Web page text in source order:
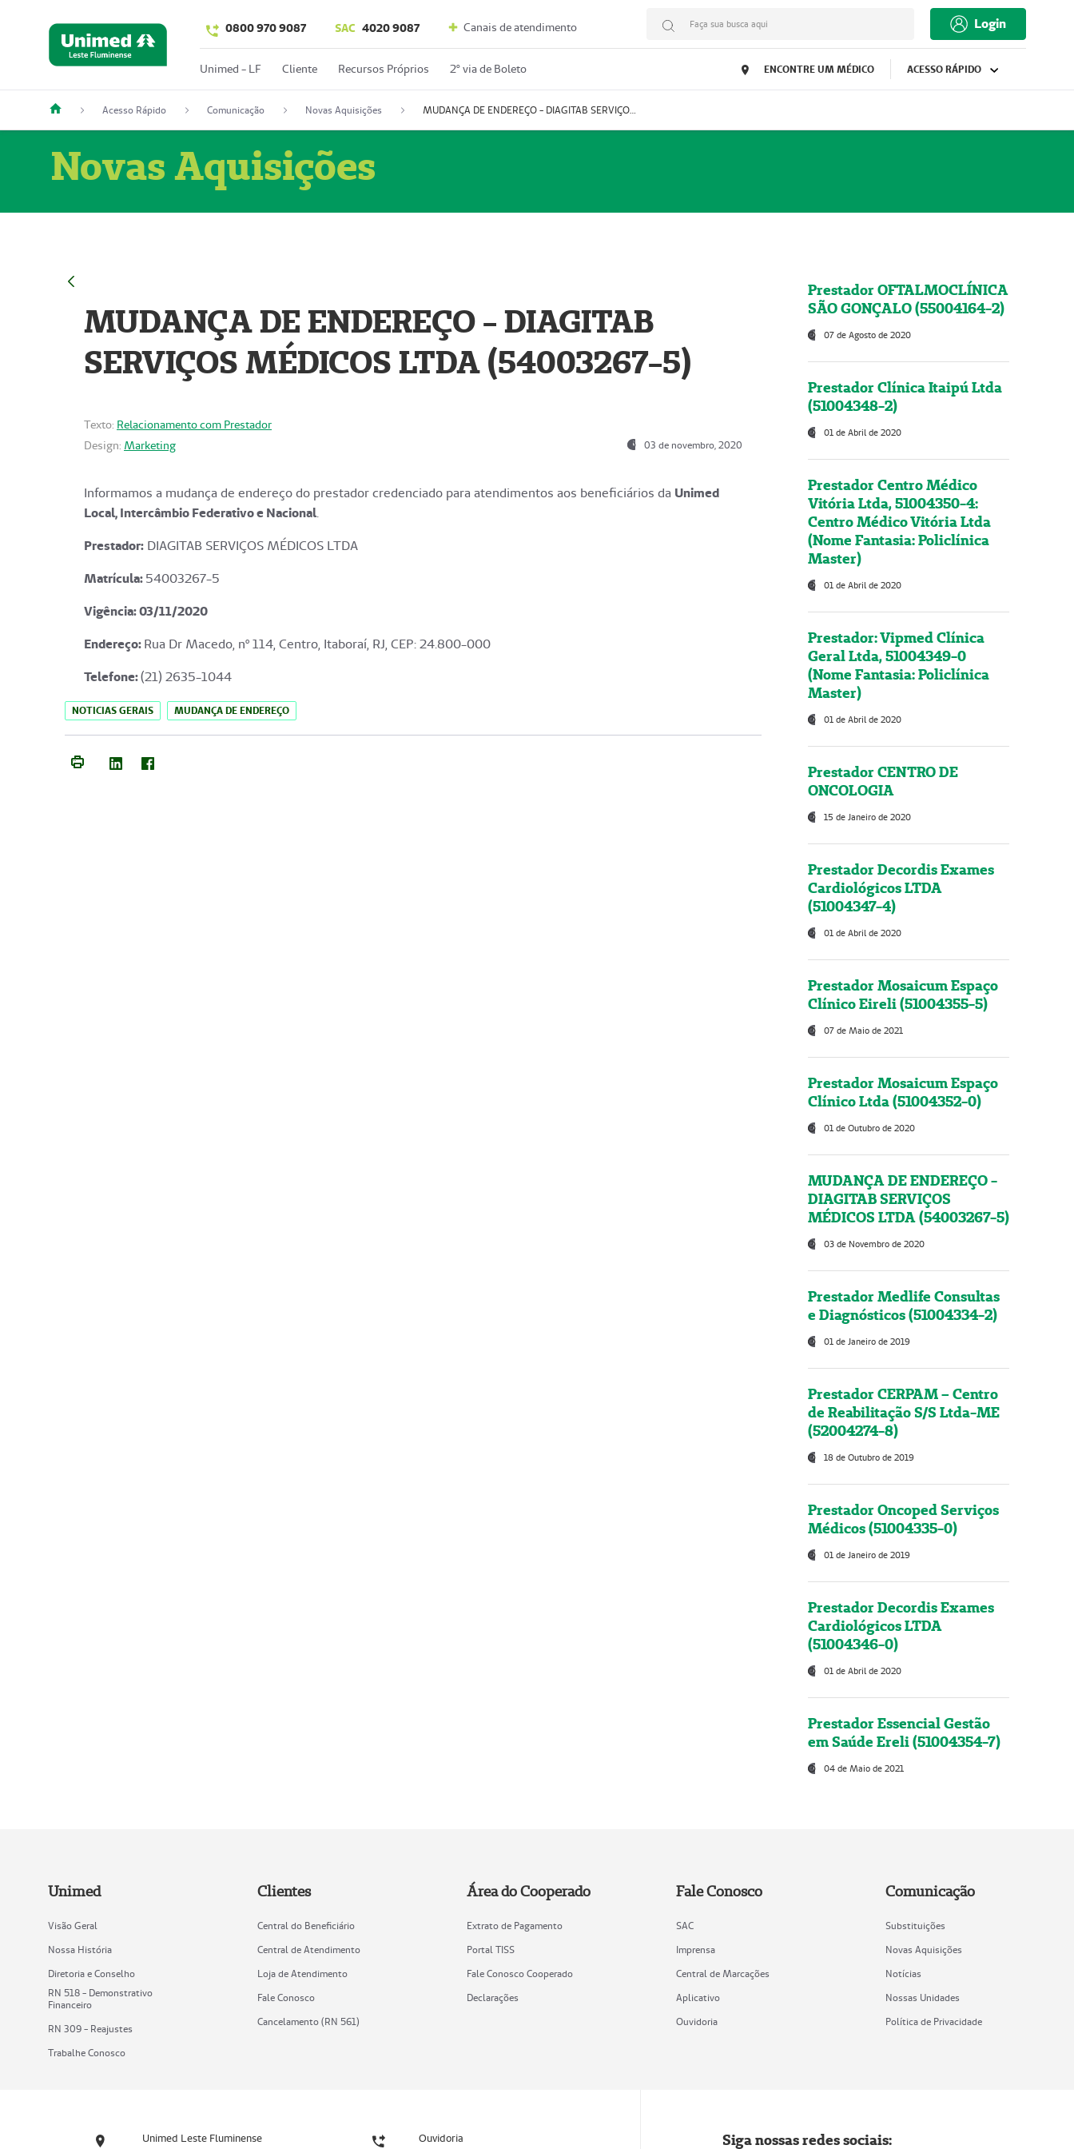
0800 970 9087 SAC 4020 9087 Canais de atendimento Faça sua busca aqui Login
Unimed - LF Cliente Recursos Próprios 2º via de Boleto ENCONTRE UM MÉDICO ACESSO RÁPIDO
Acesso Rápido Comunicação Novas Aquisições MUDANÇA DE ENDEREÇO - DIAGITAB SERVIÇOS MÉDICOS LTDA (54003267-5)
Novas Aquisições
MUDANÇA DE ENDEREÇO - DIAGITAB
SERVIÇOS MÉDICOS LTDA (54003267-5)
Texto: Relacionamento com Prestador
Design: Marketing 03 de novembro, 2020
Informamos a mudança de endereço do prestador credenciado para atendimentos aos beneficiários da Unimed
Local, Intercâmbio Federativo e Nacional.
Prestador: DIAGITAB SERVIÇOS MÉDICOS LTDA
Matrícula:54003267-5
Vigência: 03/11/2020
Endereço:Rua Dr Macedo, nº 114, Centro, Itaboraí, RJ, CEP: 24.800-000
Telefone:(21) 2635-1044
NOTICIAS GERAIS MUDANÇA DE ENDEREÇO
Prestador OFTALMOCLÍNICA
SÃO GONÇALO (55004164-2)
07 de Agosto de 2020
Prestador Clínica Itaipú Ltda
(51004348-2)
01 de Abril de 2020
Prestador Centro Médico
Vitória Ltda, 51004350-4:
Centro Médico Vitória Ltda
(Nome Fantasia: Policlínica
Master)
01 de Abril de 2020
Prestador: Vipmed Clínica
Geral Ltda, 51004349-0
(Nome Fantasia: Policlínica
Master)
01 de Abril de 2020
Prestador CENTRO DE
ONCOLOGIA
15 de Janeiro de 2020
Prestador Decordis Exames
Cardiológicos LTDA
(51004347-4)
01 de Abril de 2020
Prestador Mosaicum Espaço
Clínico Eireli (51004355-5)
07 de Maio de 2021
Prestador Mosaicum Espaço
Clínico Ltda (51004352-0)
01 de Outubro de 2020
MUDANÇA DE ENDEREÇO -
DIAGITAB SERVIÇOS
MÉDICOS LTDA (54003267-5)
03 de Novembro de 2020
Prestador Medlife Consultas
e Diagnósticos (51004334-2)
01 de Janeiro de 2019
Prestador CERPAM – Centro
de Reabilitação S/S Ltda-ME
(52004274-8)
18 de Outubro de 2019
Prestador Oncoped Serviços
Médicos (51004335-0)
01 de Janeiro de 2019
Prestador Decordis Exames
Cardiológicos LTDA
(51004346-0)
01 de Abril de 2020
Prestador Essencial Gestão
em Saúde Ereli (51004354-7)
04 de Maio de 2021
Unimed
Visão Geral
Nossa História
Diretoria e Conselho
RN 518 - Demonstrativo
Financeiro
RN 309 - Reajustes
Trabalhe Conosco
Clientes
Central do Beneficiário
Central de Atendimento
Loja de Atendimento
Fale Conosco
Cancelamento (RN 561)
Área do Cooperado
Extrato de Pagamento
Portal TISS
Fale Conosco Cooperado
Declarações
Fale Conosco
SAC
Imprensa
Central de Marcações
Aplicativo
Ouvidoria
Comunicação
Substituições
Novas Aquisições
Notícias
Nossas Unidades
Política de Privacidade
Unimed Leste Fluminense Ouvidoria Siga nossas redes sociais: